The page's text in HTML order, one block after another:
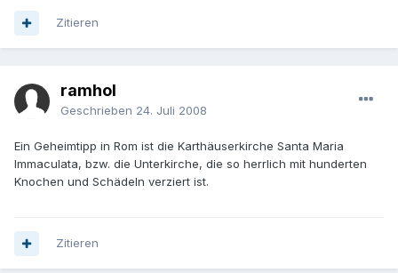
Zitieren
ramhol
Geschrieben 24. Juli 2008
Ein Geheimtipp in Rom ist die Karthäuserkirche Santa Maria
Immaculata, bzw. die Unterkirche, die so herrlich mit hunderten
Knochen und Schädeln verziert ist.
Zitieren